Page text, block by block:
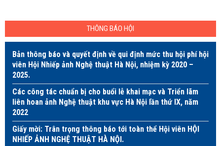
THÔNG BÁO HỘI
Bản thông báo và quyết định về qui định mức thu hội phí hội
viên Hội Nhiếp ảnh Nghệ thuật Hà Nội, nhiệm kỳ 2020 –
2025.
Các công tác chuẩn bị cho buổi lễ khai mạc và Triển lãm
liên hoan ảnh Nghệ thuật khu vực Hà Nội lần thứ IX, năm
2022
Giấy mời: Trân trọng thông báo tới toàn thể Hội viên HỘI
NHIẾP ẢNH NGHỆ THUẬT HÀ NỘI.